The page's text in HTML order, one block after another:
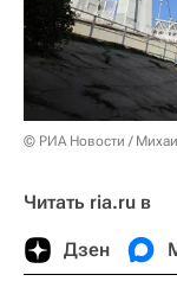
© РИА Новости /
Читать ria.ru в
Дзен